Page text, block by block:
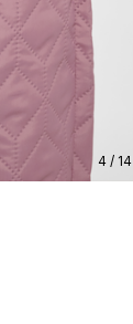
4 / 14